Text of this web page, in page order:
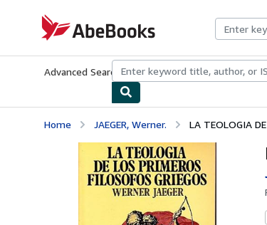
AbeBooks.com
Advanced Search Browse CollectionsRare Books
Home JAEGER, Werner. LA TEOLOGIA